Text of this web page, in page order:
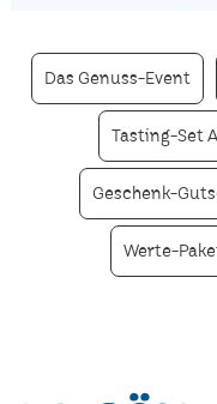
Das Genuss-Event
Tasting-Set
Geschenk-
Werte-